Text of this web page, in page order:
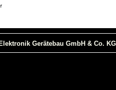
Gerätebau GmbH & Co. KG